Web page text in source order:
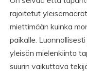
rajoitetut
miettimään kuinka
paikalle.
yleisön mielenkiinto
suurin vaikuttava